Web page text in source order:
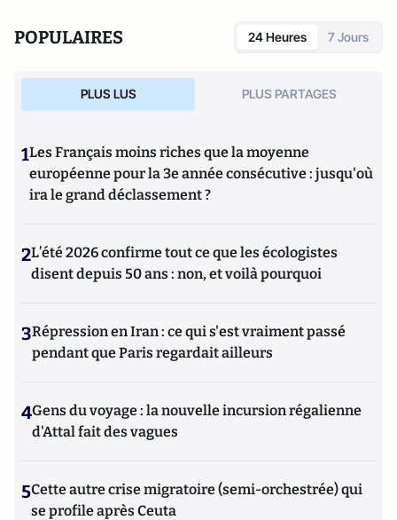
POPULAIRES 24 Heures 7 Jours
PLUS LUS PLUS PARTAGES
1Les Français moins riches que la moyenne
européenne pour la 3e année consécutive : jusqu'où
ira le grand déclassement ?
2L’été 2026 confirme tout ce que les écologistes
disent depuis 50 ans : non, et voilà pourquoi
3Répression en Iran : ce qui s'est vraiment passé
pendant que Paris regardait ailleurs
4Gens du voyage : la nouvelle incursion régalienne
d'Attal fait des vagues
5Cette autre crise migratoire (semi-orchestrée) qui
se profile après Ceuta